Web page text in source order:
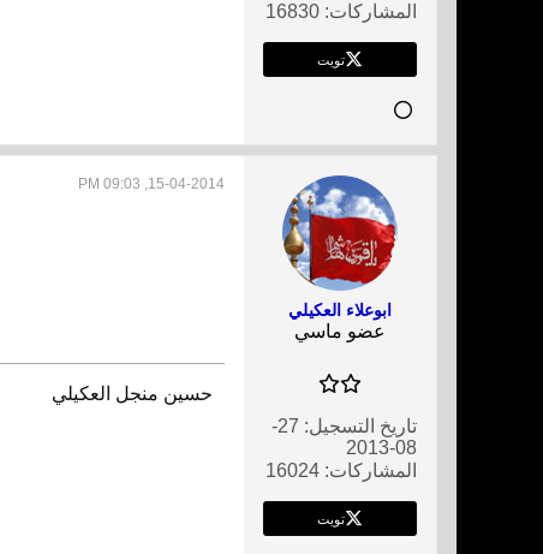
المشاركات: 16830
تويت
ابوعلاء العكيلي
عضو ماسي
تاريخ التسجيل:
27-
08-2013
المشاركات: 16024
تويت
15-04-2014, 09:03 PM
حسين منجل العكيلي